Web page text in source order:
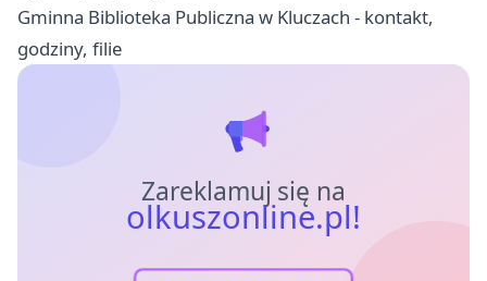
Gminna Biblioteka Publiczna w Kluczach - kontakt,
godziny, filie
Zareklamuj się na
olkuszonline.pl!